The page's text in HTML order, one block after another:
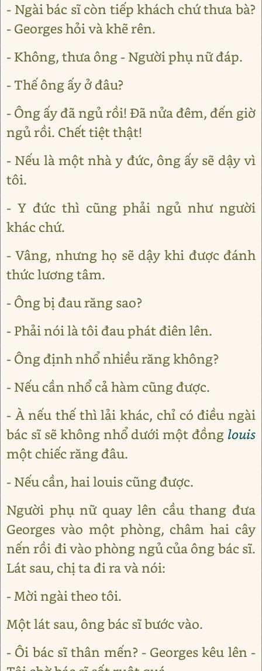
- Ngài bác sĩ còn tiếp khách chứ thưa bà?
- Georges hỏi và khẽ rên.
- Không, thưa ông - Người phụ nữ đáp.
- Thế ông ấy ở đâu?
- Ông ấy đã ngủ rồi! Đã nửa đêm, đến giờ
ngủ rồi. Chết tiệt thật!
- Nếu là một nhà y đức, ông ấy sẽ dậy vì
tôi.
- Y đức thì cũng phải ngủ như người
khác chứ.
- Vâng, nhưng họ sẽ dậy khi được đánh
thức lương tâm.
- Ông bị đau răng sao?
- Phải nói là tôi đau phát điên lên.
- Ông định nhổ nhiều răng không?
- Nếu cần nhổ cả hàm cũng được.
- À nếu thế thì lải khác, chỉ có điều ngài
bác sĩ sẽ không nhổ dưới một đồng louis
một chiếc răng đâu.
- Nếu cần, hai louis cũng được.
Người phụ nữ quay lên cầu thang đưa
Georges vào một phòng, châm hai cây
nến rồi đi vào phòng ngủ của ông bác sĩ.
Lát sau, chị ta đi ra và nói:
- Mời ngài theo tôi.
Một lát sau, ông bác sĩ bước vào.
- Ôi bác sĩ thân mến? - Georges kêu lên -